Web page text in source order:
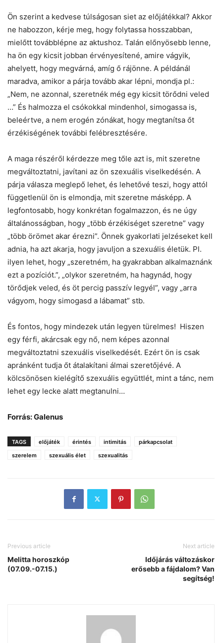
Ön szerint a kedvese túlságosan siet az előjátékkal? Akkor
ne habozzon, kérje meg, hogy folytassa hosszabban,
mielőtt továbblépne az aktushoz. Talán előnyösebb lenne,
ha ön egy kicsit jobban érvényesítené, amire vágyik,
ahelyett, hogy megvárná, amíg ő rájönne. A példánál
maradva, amikor a párja tovább akar lépni, mondja pl.:
„Nem, ne azonnal, szeretnék még egy kicsit törődni veled
…” És halmozza el csókokkal mindenhol, simogassa is,
beleértve, a nem erogén zónákat, hogy megtanítsa őt
érzékiségének további felébresztésére.
A maga részéről kérdezze meg tőle azt is, mit szeretne
megváltoztatni, javítani az ön szexuális viselkedésén. A
párja válasza meglepő lehet, és lehetővé teszi, hogy attól
függetlenül ön is elmondja, mit szeretne másképp. A
legfontosabb, hogy konkrétan fogalmazzon, és ne úgy
általánosságban, hogy „több érzékiséget szeretne” vagy
„több örömet akar érezni”. Önnek gyakorlati jelzéseket kell
adnia, ha azt akarja, hogy javuljon a szexuális életük. Pl.
ilyen lehet, hogy „szeretném, ha gyakrabban alkalmaznánk
ezt a pozíciót.”, „olykor szeretném, ha hagynád, hogy
törődjek veled, és öt percig passzív legyél”, vagy „arra
vágyom, hogy simogasd a lábamat” stb.
És fontos, hogy mindezek után legyen türelmes! Hiszen
egy férfi, akárcsak egy nő, nem képes azonnal
megváltoztatni szexuális viselkedését. Ezért ön is csak
apránként tudja őt átalakítani álmai szeretőjévé. A
kölcsönösen kielégítő szexuális együttlét, mint a tánc, nem
lehet egy lecke alatt megtanulni…
Forrás: Galenus
TAGS előjáték érintés intimitás
párkapcsolat
szerelem
szexuális élet szexualitás
Previous article
Melitta horoszkóp
(07.09.-07.15.)
Next article
Időjárás változáskor
erősebb a fájdalom? Van
segítség!